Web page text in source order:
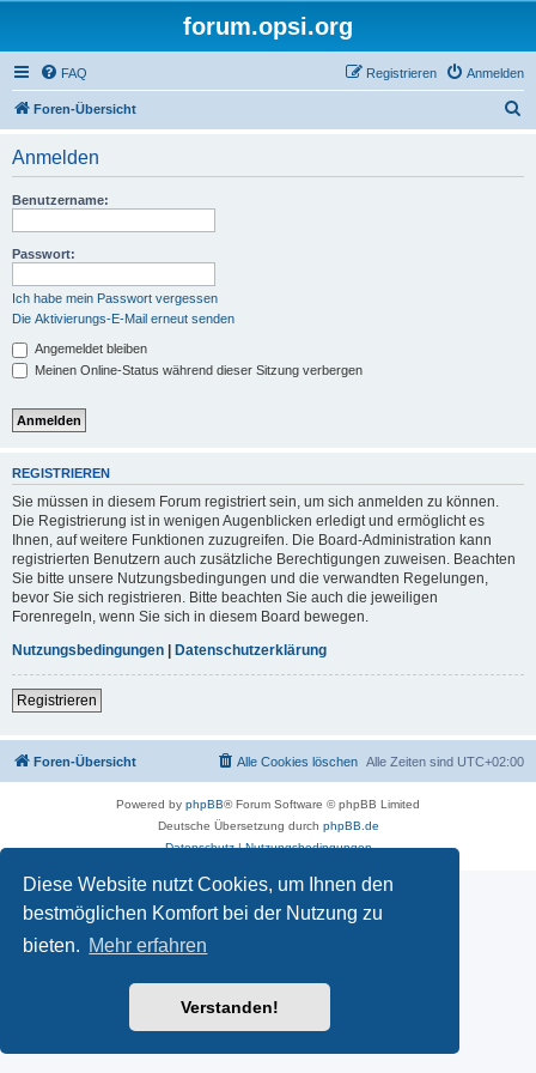
Diese Website nutzt Cookies, um Ihnen den
bestmöglichen Komfort bei der Nutzung zu
bieten. Mehr erfahren
Verstanden!
forum.opsi.org
FAQ Anmelden
Registrieren
Foren-Übersicht
Anmelden
Benutzername:
Passwort:
Ich habe mein Passwort vergessen
Die Aktivierungs-E-Mail erneut senden
Angemeldet bleiben
Meinen Online-Status während dieser Sitzung verbergen
REGISTRIEREN
Sie müssen in diesem Forum registriert sein, um sich anmelden zu können.
Die Registrierung ist in wenigen Augenblicken erledigt und ermöglicht es
Ihnen, auf weitere Funktionen zuzugreifen. Die Board-Administration kann
registrierten Benutzern auch zusätzliche Berechtigungen zuweisen. Beachten
Sie bitte unsere Nutzungsbedingungen und die verwandten Regelungen,
bevor Sie sich registrieren. Bitte beachten Sie auch die jeweiligen
Forenregeln, wenn Sie sich in diesem Board bewegen.
Nutzungsbedingungen | Datenschutzerklärung
Registrieren
Foren-Übersicht Alle Zeiten sind UTC+02:00
Alle Cookies löschen
Powered by phpBB® Forum Software © phpBB Limited
Deutsche Übersetzung durch phpBB.de
Datenschutz|Nutzungsbedingungen